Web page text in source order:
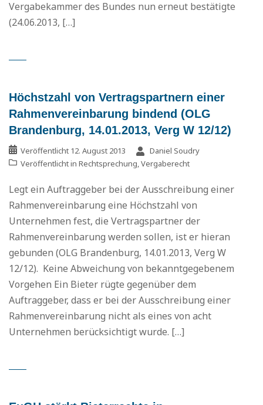
Vergabekammer des Bundes nun erneut bestätigte
(24.06.2013, […]
Höchstzahl von Vertragspartnern einer
Rahmenvereinbarung bindend (OLG
Brandenburg, 14.01.2013, Verg W 12/12)
Veröffentlicht 12. August 2013
Daniel Soudry
Veröffentlicht in Rechtsprechung,Vergaberecht
Legt ein Auftraggeber bei der Ausschreibung einer
Rahmenvereinbarung eine Höchstzahl von
Unternehmen fest, die Vertragspartner der
Rahmenvereinbarung werden sollen, ist er hieran
gebunden (OLG Brandenburg, 14.01.2013, Verg W
12/12). Keine Abweichung von bekanntgegebenem
Vorgehen Ein Bieter rügte gegenüber dem
Auftraggeber, dass er bei der Ausschreibung einer
Rahmenvereinbarung nicht als eines von acht
Unternehmen berücksichtigt wurde. […]